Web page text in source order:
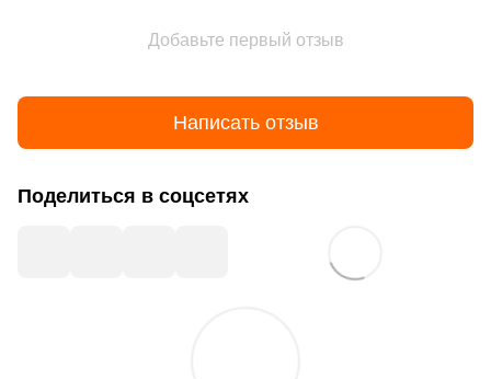
Добавьте первый отзыв
Написать отзыв
Поделиться в соцсетях